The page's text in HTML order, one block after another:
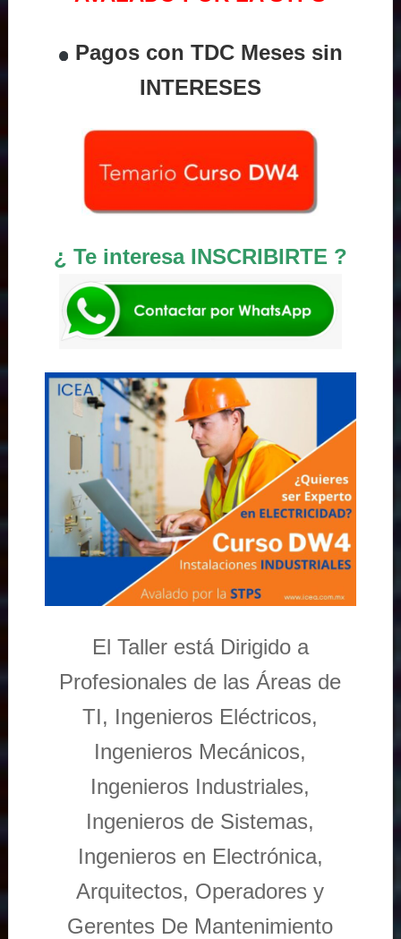
Pagos con TDC Meses sin
INTERESES
¿ Te interesa INSCRIBIRTE ?
El Taller está Dirigido a
Profesionales de las Áreas de
TI, Ingenieros Eléctricos,
Ingenieros Mecánicos,
Ingenieros Industriales,
Ingenieros de Sistemas,
Ingenieros en Electrónica,
Arquitectos, Operadores y
Gerentes De Mantenimiento